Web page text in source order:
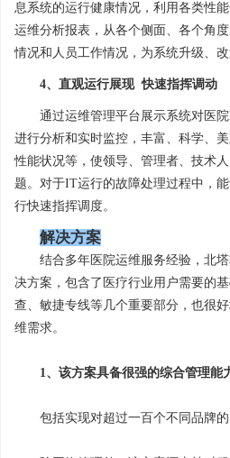
息系统的运行健康情况，利用各类性
运维分析报表，从各个侧面、各个角
情况和人员工作情况，为系统升级、
4、直观运行展现 快速指挥调动
通过运维管理平台展示系统对医
进行分析和实时监控，丰富、科学、
性能状况等，使领导、管理者、技术
题。对于IT运行的故障处理过程中，
行快速指挥调度。
解决方案
结合多年医院运维服务经验，北
决方案，包含了医疗行业用户需要的
查、敏捷专线等几个重要部分，也很
维需求。
1、该方案具备很强的综合管理能
包括实现对超过一百个不同品牌的